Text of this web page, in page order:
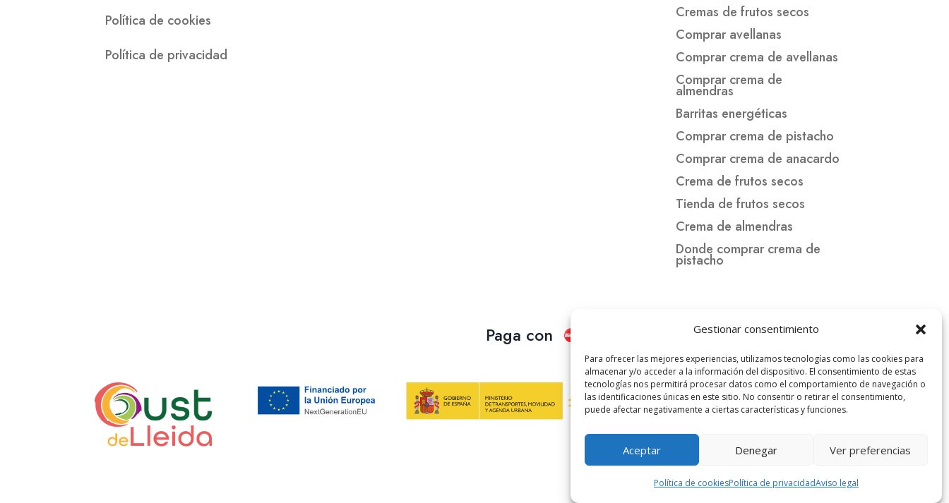
Gestionar consentimiento
Para ofrecer las mejores experiencias, utilizamos tecnologías como las cookies para
almacenar y/o acceder a la información del dispositivo. El consentimiento de estas
tecnologías nos permitirá procesar datos como el comportamiento de navegación o
las identificaciones únicas en este sitio. No consentir o retirar el consentimiento,
puede afectar negativamente a ciertas características y funciones.
Aceptar Denegar Ver preferencias
Política de cookiesPolítica de privacidadAviso legal
Política de cookies
Política de privacidad
Cremas de frutos secos
Comprar avellanas
Comprar crema de avellanas
Comprar crema de
almendras
Barritas energéticas
Comprar crema de pistacho
Comprar crema de anacardo
Crema de frutos secos
Tienda de frutos secos
Crema de almendras
Donde comprar crema de
pistacho
Paga con